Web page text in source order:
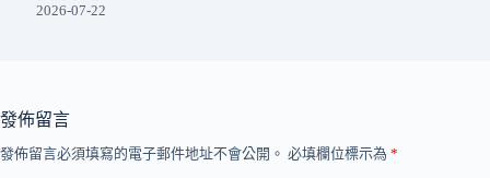
2026-07-22
發佈留言
發佈留言必須填寫的電子郵件地址不會公開。 必填欄位標示為 *